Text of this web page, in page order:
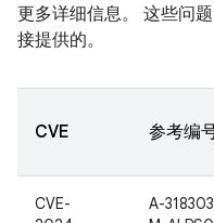
更多详细信息。 这些问
接提供的。
CVE 参考编
CVE-
A-